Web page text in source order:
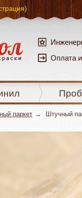
)
Оплата
паркет Штучный